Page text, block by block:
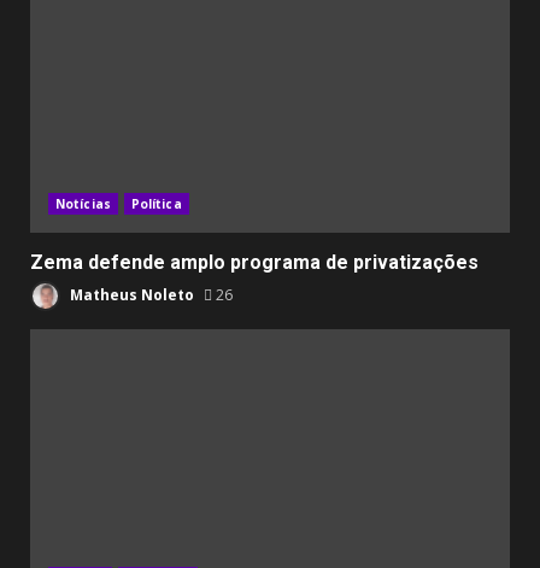
Notícias Política
Zema defende amplo programa de privatizações
Matheus Noleto 26